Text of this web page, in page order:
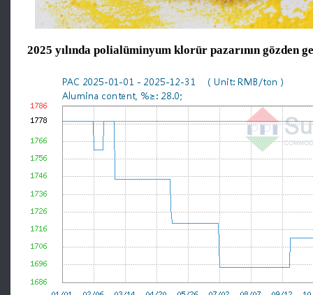
2025 yılında polialüminyum klorür pazarının gözden